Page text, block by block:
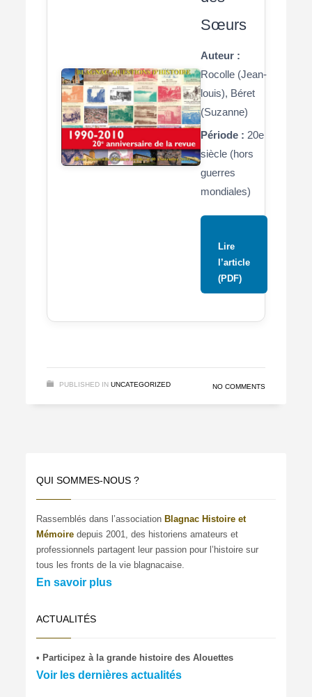
Sœurs
Auteur :
Rocolle (Jean-
louis), Béret
(Suzanne)
Période : 20e
siècle (hors
guerres
mondiales)
Lire
l’article
(PDF)
PUBLISHED IN UNCATEGORIZED NO COMMENTS
QUI SOMMES-NOUS ?
Rassemblés dans l’associationBlagnac Histoire et
Mémoire depuis 2001, des historiens amateurs et
professionnels partagent leur passion pour l’histoire sur
tous les fronts de la vie blagnacaise.
En savoir plus
ACTUALITÉS
• Participez à la grande histoire des Alouettes
Voir les dernières actualités